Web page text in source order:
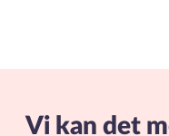
Vi kan det